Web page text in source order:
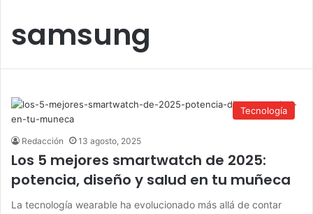
samsung
Tecnología
Redacción 13 agosto, 2025
Los 5 mejores smartwatch de 2025:
potencia, diseño y salud en tu muñeca
La tecnología wearable ha evolucionado más allá de contar